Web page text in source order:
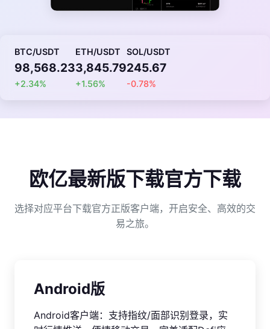
BTC/USDT
98,568.23
+2.34%
ETH/USDT
3,845.79
+1.56%
SOL/USDT
245.67
-0.78%
欧亿最新版下载官方下载
选择对应平台下载官方正版客户端，开启安全、高效的交
易之旅。
Android版
Android客户端：支持指纹/面部识别登录，实